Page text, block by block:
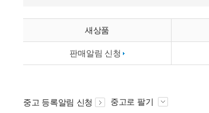
새상품
판매알림 신청
중고 등록알림 신청 중고로 팔기